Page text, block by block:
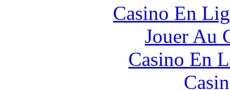
Casino En
Jouer Au
Casino En